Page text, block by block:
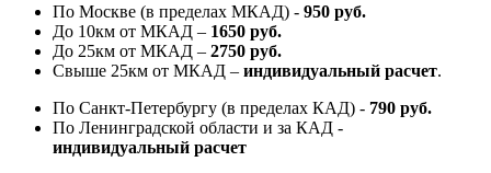
По Москве (в пределах МКАД) - 950 руб.
До 10км от МКАД – 1650 руб.
До 25км от МКАД – 2750 руб.
Свыше 25км от МКАД – индивидуальный расчет.
По Санкт-Петербургу (в пределах КАД) - 790 руб.
По Ленинградской области и за КАД -
индивидуальный расчет